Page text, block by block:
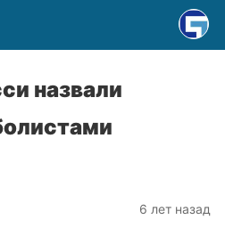
назвали
6 лет назад